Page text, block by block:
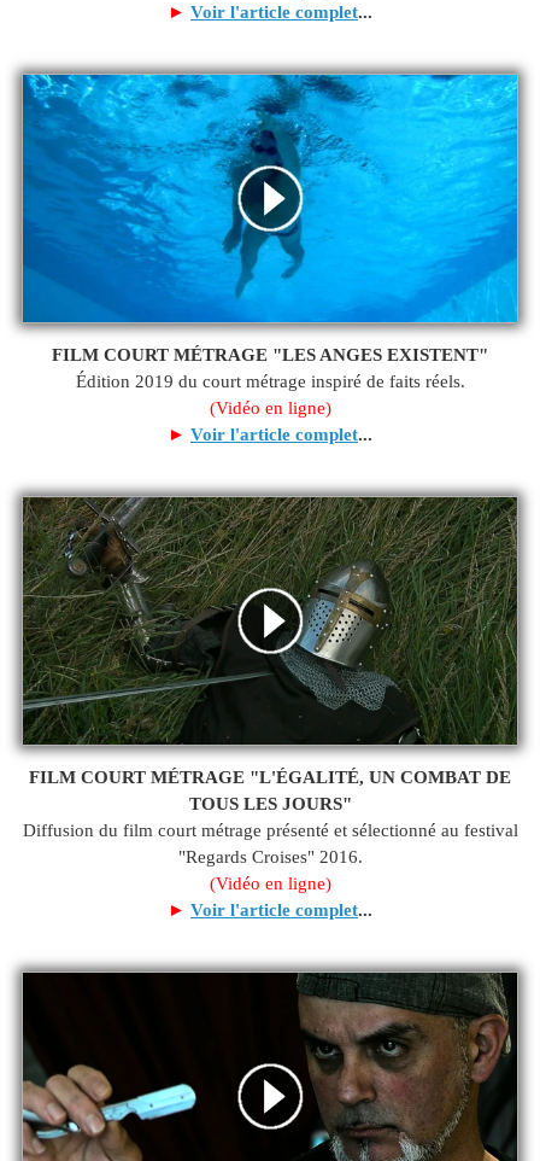
► Voir l'article complet...
FILM COURT MÉTRAGE "LES ANGES EXISTENT"
Édition 2019 du court métrage inspiré de faits réels.
(Vidéo en ligne)
► Voir l'article complet...
FILM COURT MÉTRAGE "L'ÉGALITÉ, UN COMBAT DE
TOUS LES JOURS"
Diffusion du film court métrage présenté et sélectionné au festival
"Regards Croises" 2016.
(Vidéo en ligne)
► Voir l'article complet...